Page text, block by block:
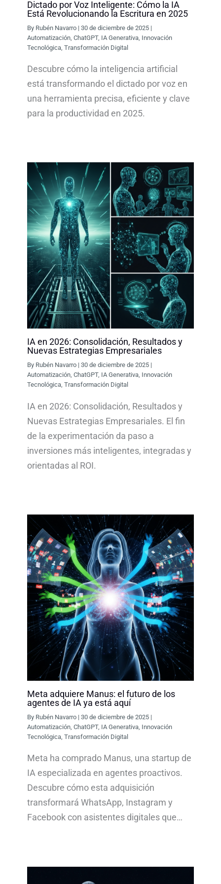
Dictado por Voz Inteligente: Cómo la IA
Está Revolucionando la Escritura en 2025
By Rubén Navarro |30 de diciembre de 2025 |
Automatización ,ChatGPT, IA Generativa Innovación
Tecnológica ,Transformación Digital
Descubre cómo la inteligencia artificial
está transformando el dictado por voz en
una herramienta precisa, eficiente y clave
para la productividad en 2025.
IA en 2026: Consolidación, Resultados y
Nuevas Estrategias Empresariales
By Rubén Navarro |30 de diciembre de 2025 |
Automatización,ChatGPT, IA Generativa, Innovación
Tecnológica,Transformación Digital
IA en 2026: Consolidación, Resultados y
Nuevas Estrategias Empresariales. El fin
de la experimentación da paso a
inversiones más inteligentes, integradas y
orientadas al ROI.
Meta adquiere Manus: el futuro de los
agentes de IA ya está aquí
By Rubén Navarro |30 de diciembre de 2025 |
Automatización,ChatGPT, IA Generativa, Innovación
Tecnológica,Transformación Digital
Meta ha comprado Manus, una startup de
IA especializada en agentes proactivos.
Descubre cómo esta adquisición
transformará WhatsApp, Instagram y
Facebook con asistentes digitales que…